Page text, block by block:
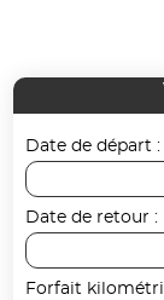
Date de départ :
Date de retour :
Forfait